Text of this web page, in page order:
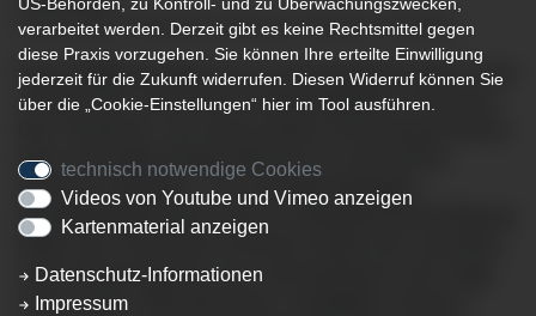
Spannender Patientenvortrag am Klinikum Kempten
Etwa 8 Millionen Menschen in Deutschland leiden unter
chronischen Schmerzen unterschiedlicher Ursachen.
kann innerhalb weniger Monate ein chronischer
Schmerz entstehen – der als eigenständiges
Krankheitsbild immer noch zu wenig Berücksichtigung
mehr Körperregionen aus und bestimmt in der Folge
immer mehr Lebensbereiche. Schließlich nimmt er
verarbeitet werden. Derzeit gibt es keine Rechtsmittel gegen
diese Praxis vorzugehen. Sie können Ihre erteilte Einwilligung
jederzeit für die Zukunft widerrufen. Diesen Widerruf können Sie
über die „Cookie-Einstellungen“ hier im Tool ausführen.
technisch notwendige Cookies
Videos von Youtube und Vimeo anzeigen
Kartenmaterial anzeigen
Datenschutz-Informationen
Impressum